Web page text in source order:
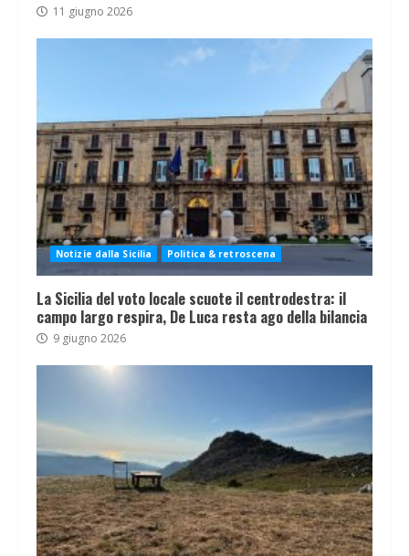
11 giugno 2026
Notizie dalla Sicilia Politica & retroscena
La Sicilia del voto locale scuote il centrodestra: il
campo largo respira, De Luca resta ago della bilancia
9 giugno 2026